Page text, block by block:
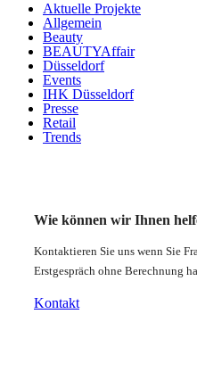
Aktuelle Projekte
Allgemein
Beauty
BEAUTYAffair
Düsseldorf
Events
IHK Düsseldorf
Presse
Retail
Trends
Wie können wir Ihnen
Kontaktieren Sie uns wenn Sie
Erstgespräch ohne Berechnung
Kontakt